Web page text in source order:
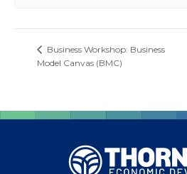
Business Workshop: Business
Model Canvas (BMC)